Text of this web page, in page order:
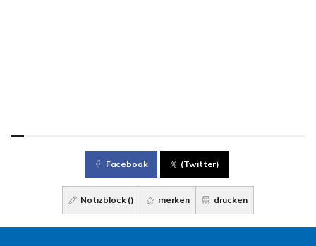
Facebook (Twitter)
Notizblock () merken drucken